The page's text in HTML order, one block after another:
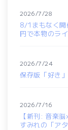
8/1まもなく開
円で本物のラ
2026/7/28
保存版「好き
2026/7/24
【新刊: 音楽
すみれの「ア
2026/7/16